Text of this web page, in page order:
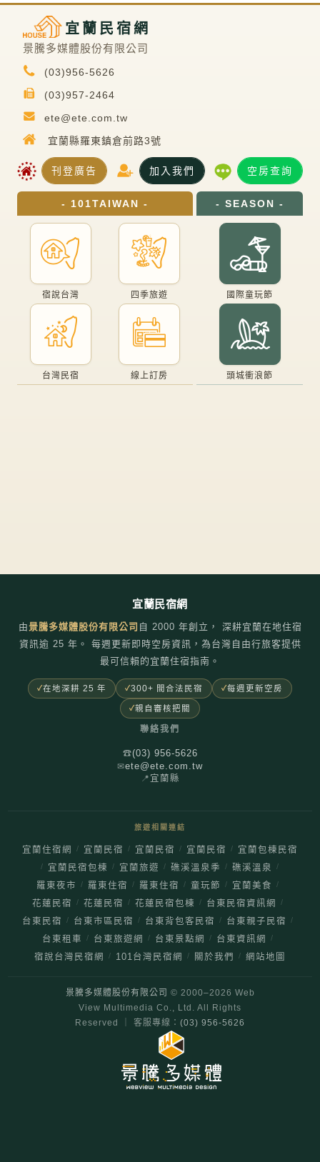
宜蘭民宿網
景騰多媒體股份有限公司
(03)956-5626
(03)957-2464
ete@ete.com.tw
宜蘭縣羅東鎮倉前路3號
刊登廣告 加入我們 空房查詢
- 101TAIWAN -
宿說台灣 四季旅遊
台灣民宿 線上訂房
- SEASON -
國際童玩節
頭城衝浪節
宜蘭民宿網
由景騰多媒體股份有限公司 自 2000 年創立， 深耕宜蘭在地住宿
資訊逾 25 年。 每週更新即時空房資訊，為台灣自由行旅客提供
最可信賴的宜蘭住宿指南。
在地深耕 25 年 300+ 間合法民宿 每週更新空房
親自審核把關
聯絡我們
☎(03) 956-5626
✉ete@ete.com.tw
📍 宜蘭縣
旅遊相關連結
宜蘭住宿網 / 宜蘭民宿 / 宜蘭民宿 / 宜蘭民宿 / 宜蘭包棟民宿
/ 宜蘭民宿包棟 / 宜蘭旅遊 / 礁溪溫泉季 / 礁溪溫泉 /
羅東夜市 / 羅東住宿 / 羅東住宿 / 童玩節 / 宜蘭美食 /
花蓮民宿 / 花蓮民宿 / 花蓮民宿包棟 / 台東民宿資訊網 /
台東民宿 / 台東市區民宿 / 台東背包客民宿 / 台東親子民宿 /
台東租車 / 台東旅遊網 / 台東景點網 / 台東資訊網 /
宿說台灣民宿網 / 101台灣民宿網 / 關於我們 / 網站地圖
景騰多媒體股份有限公司 © 2000–2026 Web
View Multimedia Co., Ltd. All Rights
Reserved ｜ 客服專線： (03) 956-5626